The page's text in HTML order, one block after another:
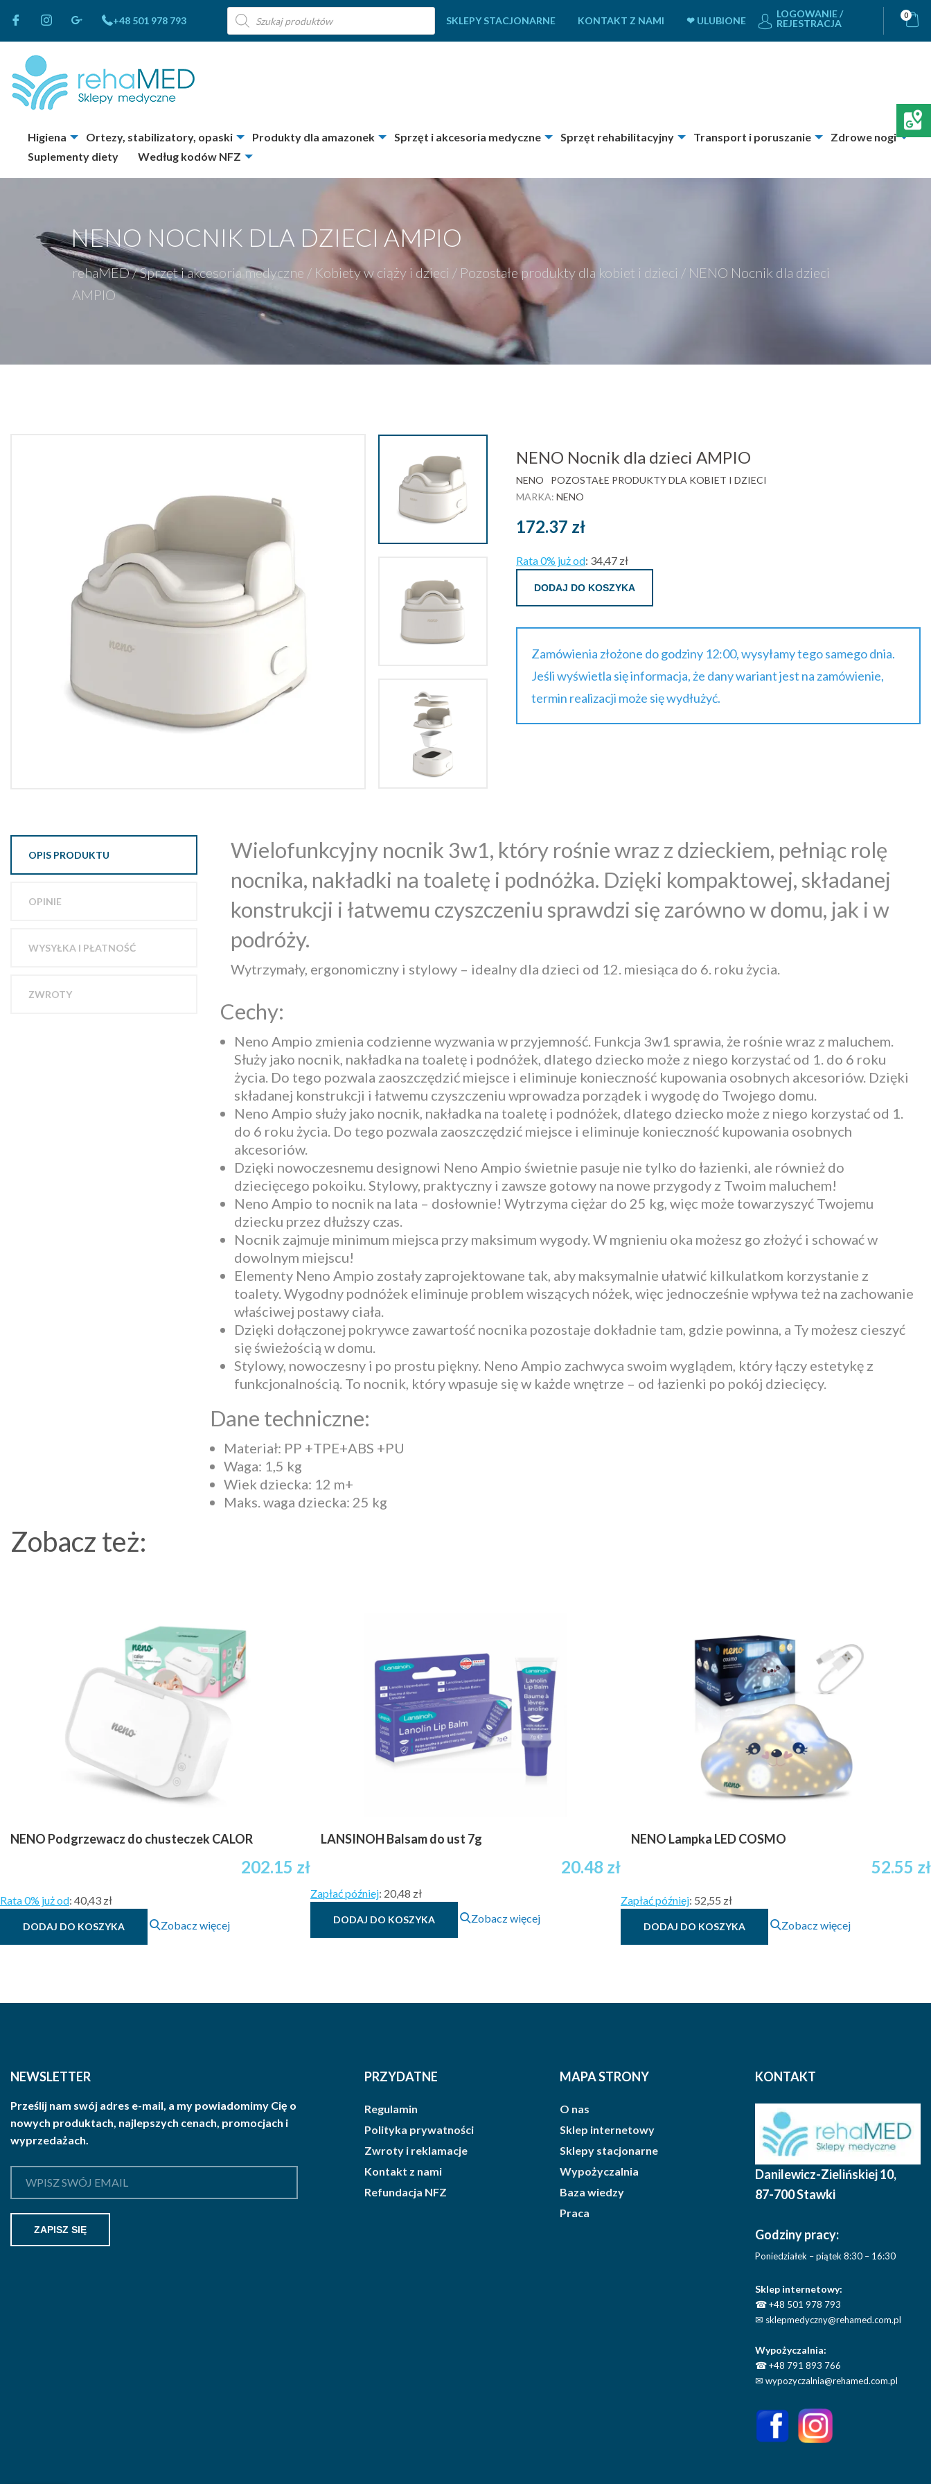
+48 501 978 793
Wyszukiwarka
produktów
SKLEPY STACJONARNE KONTAKT Z NAMI ❤ ULUBIONE
LOGOWANIE /
REJESTRACJA
0
Higiena Ortezy, stabilizatory, opaski Produkty dla amazonek Sprzęt i akcesoria medyczne Sprzęt rehabilitacyjny Transport i poruszanie
Zdrowe nogi
Suplementy diety
Według kodów NFZ
NENO NOCNIK DLA DZIECI AMPIO
rehaMED/Sprzęt i akcesoria medyczne / Kobiety w ciąży i dzieci / Pozostałe produkty dla kobiet i dzieci / NENO Nocnik dla dzieci
AMPIO
NENO Nocnik dla dzieci AMPIO
NENO
POZOSTAŁE PRODUKTY DLA KOBIET I DZIECI
MARKA: NENO
172.37 zł
Rata 0% już od: 34,47 zł
DODAJ DO KOSZYKA
Zamówienia złożone do godziny 12:00, wysyłamy tego samego dnia.
Jeśli wyświetla się informacja, że dany wariant jest na zamówienie,
termin realizacji może się wydłużyć.
OPIS PRODUKTU
OPINIE
WYSYŁKA I PŁATNOŚĆ
ZWROTY
Wielofunkcyjny nocnik 3w1, który rośnie wraz z dzieckiem, pełniąc rolę
nocnika, nakładki na toaletę i podnóżka. Dzięki kompaktowej, składanej
konstrukcji i łatwemu czyszczeniu sprawdzi się zarówno w domu, jak i w
podróży.
Wytrzymały, ergonomiczny i stylowy – idealny dla dzieci od 12. miesiąca do 6. roku życia.
Cechy:
Neno Ampio zmienia codzienne wyzwania w przyjemność. Funkcja 3w1 sprawia, że rośnie wraz z maluchem.
Służy jako nocnik, nakładka na toaletę i podnóżek, dlatego dziecko może z niego korzystać od 1. do 6 roku
życia. Do tego pozwala zaoszczędzić miejsce i eliminuje konieczność kupowania osobnych akcesoriów. Dzięki
składanej konstrukcji i łatwemu czyszczeniu wprowadza porządek i wygodę do Twojego domu.
Neno Ampio służy jako nocnik, nakładka na toaletę i podnóżek, dlatego dziecko może z niego korzystać od 1.
do 6 roku życia. Do tego pozwala zaoszczędzić miejsce i eliminuje konieczność kupowania osobnych
akcesoriów.
Dzięki nowoczesnemu designowi Neno Ampio świetnie pasuje nie tylko do łazienki, ale również do
dziecięcego pokoiku. Stylowy, praktyczny i zawsze gotowy na nowe przygody z Twoim maluchem!
Neno Ampio to nocnik na lata – dosłownie! Wytrzyma ciężar do 25 kg, więc może towarzyszyć Twojemu
dziecku przez dłuższy czas.
Nocnik zajmuje minimum miejsca przy maksimum wygody. W mgnieniu oka możesz go złożyć i schować w
dowolnym miejscu!
Elementy Neno Ampio zostały zaprojektowane tak, aby maksymalnie ułatwić kilkulatkom korzystanie z
toalety. Wygodny podnóżek eliminuje problem wiszących nóżek, więc jednocześnie wpływa też na zachowanie
właściwej postawy ciała.
Dzięki dołączonej pokrywce zawartość nocnika pozostaje dokładnie tam, gdzie powinna, a Ty możesz cieszyć
się świeżością w domu.
Stylowy, nowoczesny i po prostu piękny. Neno Ampio zachwyca swoim wyglądem, który łączy estetykę z
funkcjonalnością. To nocnik, który wpasuje się w każde wnętrze – od łazienki po pokój dziecięcy.
Dane techniczne:
Materiał: PP +TPE+ABS +PU
Waga: 1,5 kg
Wiek dziecka: 12 m+
Maks. waga dziecka: 25 kg
Zobacz też:
NENO Podgrzewacz do chusteczek CALOR
202.15 zł
Rata 0% już od: 40,43 zł
DODAJ DO KOSZYKA Zobacz więcej
LANSINOH Balsam do ust 7g
20.48 zł
Zapłać później: 20,48 zł
DODAJ DO KOSZYKA Zobacz więcej
NENO Lampka LED COSMO
52.55 zł
Zapłać później: 52,55 zł
DODAJ DO KOSZYKA Zobacz więcej
NEWSLETTER
Prześlij nam swój adres e-mail, a my powiadomimy Cię o
nowych produktach, najlepszych cenach, promocjach i
wyprzedażach.
PRZYDATNE
Regulamin
Polityka prywatności
Zwroty i reklamacje
Kontakt z nami
Refundacja NFZ
MAPA STRONY
O nas
Sklep internetowy
Sklepy stacjonarne
Wypożyczalnia
Baza wiedzy
Praca
KONTAKT
Danilewicz-Zielińskiej 10,
87-700 Stawki
Godziny pracy:
Poniedziałek – piątek 8:30 – 16:30
Sklep internetowy:
☎+48 501 978 793
✉ sklepmedyczny@rehamed.com.pl
Wypożyczalnia:
☎+48 791 893 766
✉ wypozyczalnia@rehamed.com.pl